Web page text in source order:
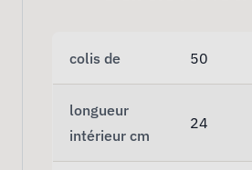
colis de 50
longueur
intérieur cm
24